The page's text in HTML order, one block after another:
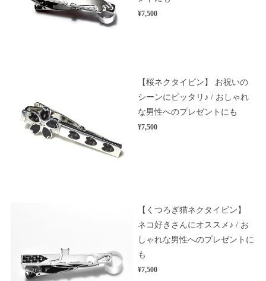
¥7,500
【桜ネクタイピン】 お祝いの
シーンにピッタリ♪ / おしゃれ
な男性へのプレゼントにも
¥7,500
【くつろぎ猫ネクタイピン】
ネコ好きさんにオススメ♪ / お
しゃれな男性へのプレゼントに
も
¥7,500